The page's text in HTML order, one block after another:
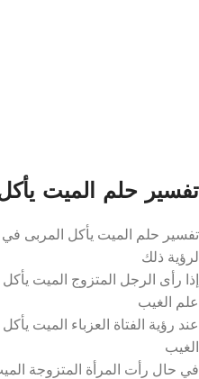
تفسير حلم الميت
تفسير حلم الميت يأكل المربى
لرؤية ذلك
إذا رأى الرجل المتزوج الميت
علم الغيب
عند رؤية الفتاة العزباء الميت
الغيب
في حال رأت المرأة المتزوجة